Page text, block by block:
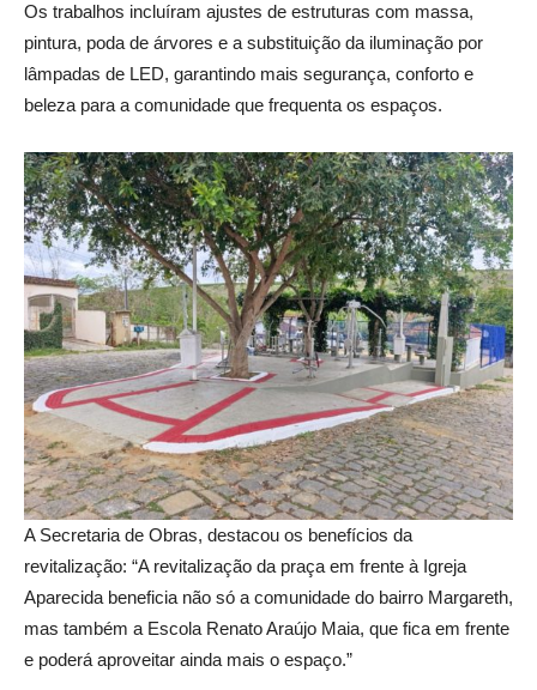
Os trabalhos incluíram ajustes de estruturas com massa,
pintura, poda de árvores e a substituição da iluminação por
lâmpadas de LED, garantindo mais segurança, conforto e
beleza para a comunidade que frequenta os espaços.
A Secretaria de Obras, destacou os benefícios da
revitalização: “A revitalização da praça em frente à Igreja
Aparecida beneficia não só a comunidade do bairro Margareth,
mas também a Escola Renato Araújo Maia, que fica em frente
e poderá aproveitar ainda mais o espaço.”